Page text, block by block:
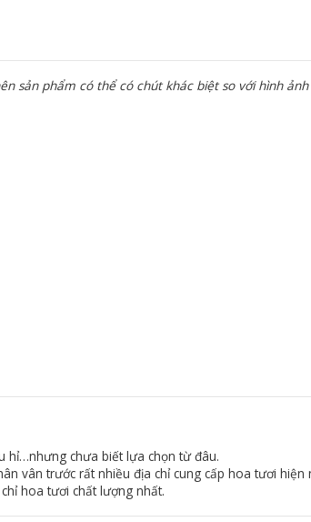
sản phẩm có thể có chút khác biệt so với hình
hỉ…nhưng chưa biết lựa chọn từ đâu.
vân trước rất nhiều địa chỉ cung cấp hoa tươi hiện
hoa tươi chất lượng nhất.